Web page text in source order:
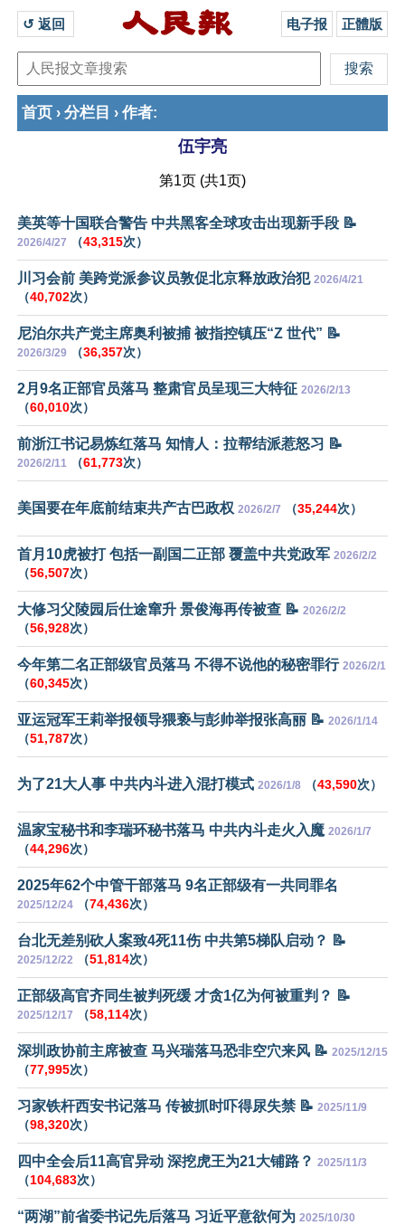
↺ 返回 电子报 正體版
首页 › 分栏目 › 作者:
伍宇亮
第1页 (共1页)
美英等十国联合警告 中共黑客全球攻击出现新手段 📝
2026/4/27 （43,315次）
川习会前 美跨党派参议员敦促北京释放政治犯 2026/4/21
（40,702次）
尼泊尔共产党主席奥利被捕 被指控镇压“Z 世代” 📝
2026/3/29 （36,357次）
2月9名正部官员落马 整肃官员呈现三大特征 2026/2/13
（60,010次）
前浙江书记易炼红落马 知情人：拉帮结派惹怒习 📝
2026/2/11 （61,773次）
美国要在年底前结束共产古巴政权 2026/2/7 （35,244次）
首月10虎被打 包括一副国二正部 覆盖中共党政军 2026/2/2
（56,507次）
大修习父陵园后仕途窜升 景俊海再传被查 📝 2026/2/2
（56,928次）
今年第二名正部级官员落马 不得不说他的秘密罪行 2026/2/1
（60,345次）
亚运冠军王莉举报领导猥亵与彭帅举报张高丽 📝 2026/1/14
（51,787次）
为了21大人事 中共内斗进入混打模式 2026/1/8 （43,590次）
温家宝秘书和李瑞环秘书落马 中共内斗走火入魔 2026/1/7
（44,296次）
2025年62个中管干部落马 9名正部级有一共同罪名
2025/12/24 （74,436次）
台北无差别砍人案致4死11伤 中共第5梯队启动？ 📝
2025/12/22 （51,814次）
正部级高官齐同生被判死缓 才贪1亿为何被重判？ 📝
2025/12/17 （58,114次）
深圳政协前主席被查 马兴瑞落马恐非空穴来风 📝 2025/12/15
（77,995次）
习家铁杆西安书记落马 传被抓时吓得尿失禁 📝 2025/11/9
（98,320次）
四中全会后11高官异动 深挖虎王为21大铺路？ 2025/11/3
（104,683次）
“两湖”前省委书记先后落马 习近平意欲何为 2025/10/30